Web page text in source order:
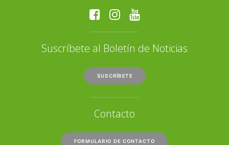
Suscríbete al Boletín de Noticias
SUSCRÍBETE
Contacto
FORMULARIO DE CONTACTO